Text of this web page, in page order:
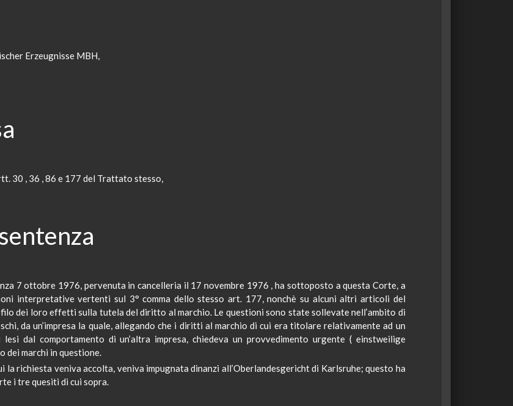
Erzeugnisse MBH,
30 , 36 , 86 e 177 del Trattato stesso,
7 ottobre 1976, pervenuta in cancelleria il 17 novembre 1976 , ha sottoposto a questa Corte, a
interpretative vertenti sul 3° comma dello stesso art. 177,nonchè su alcuni altri articoli del
dei loro effetti sulla tutela del diritto al marchio. Le questioni sono state sollevate nell’ambito di
da un’impresa la quale, allegando che i diritti al marchio di cui era titolare relativamente ad un
dal comportamento di un’altra impresa, chiedeva un provvedimento urgente ( einstweilige
dei marchi in questione.
la richiesta veniva accolta, veniva impugnata dinanzi all’Oberlandesgerichtdi Karlsruhe; questo ha
i tre quesiti di cui sopra.